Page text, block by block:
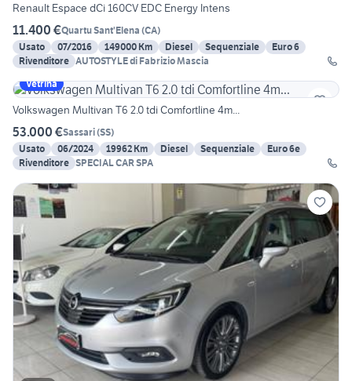
Renault Espace dCi 160CV EDC Energy Intens
11.400 €Quartu Sant'Elena (CA)
Usato
07/2016 149000 Km Diesel Sequenziale
Euro 6
Rivenditore AUTOSTYLE di Fabrizio Mascia
Vetrina
Volkswagen Multivan T6 2.0 tdi Comfortline 4m...
53.000 €Sassari(SS)
Usato
06/2024 19962 Km Diesel Sequenziale
Euro 6e
Rivenditore SPECIAL CAR SPA